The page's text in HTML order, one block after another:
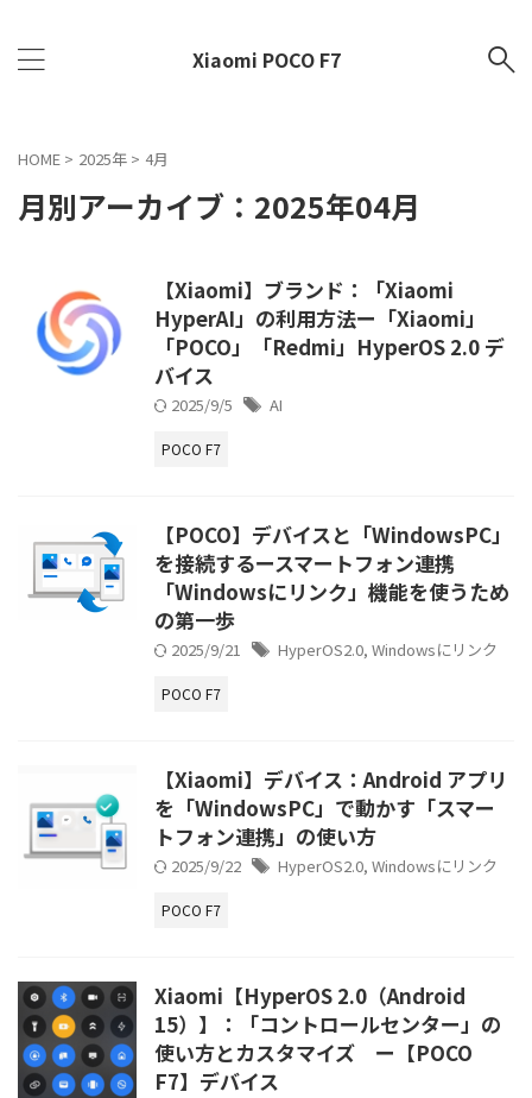
Xiaomi POCO F7
HOME > 2025年 > 4月
月別アーカイブ：2025年04月
【Xiaomi】ブランド：「Xiaomi
HyperAI」の利用方法ー「Xiaomi」
「POCO」「Redmi」HyperOS 2.0 デ
バイス
2025/9/5 AI
POCO F7
【POCO】デバイスと「WindowsPC」
を接続するースマートフォン連携
「Windowsにリンク」機能を使うため
の第一歩
2025/9/21 HyperOS2.0, Windowsにリンク
POCO F7
【Xiaomi】デバイス：Android アプリ
を「WindowsPC」で動かす「スマー
トフォン連携」の使い方
2025/9/22 HyperOS2.0, Windowsにリンク
POCO F7
Xiaomi【HyperOS 2.0（Android
15）】：「コントロールセンター」の
使い方とカスタマイズ ー【POCO
F7】デバイス